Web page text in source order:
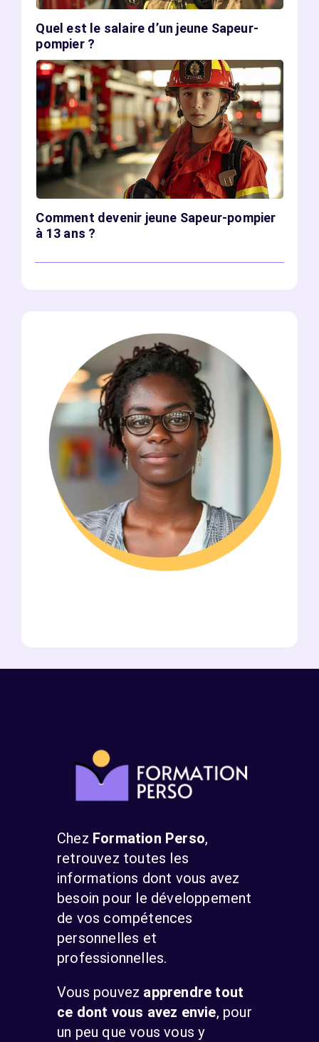
Quel est le salaire d’un jeune Sapeur-
pompier ?
Comment devenir jeune Sapeur-pompier
à 13 ans ?
Chez Formation Perso,
retrouvez toutes les
informations dont vous avez
besoin pour le développement
de vos compétences
personnelles et
professionnelles.
Vous pouvez apprendre tout
ce dont vous avez envie, pour
un peu que vous vous y